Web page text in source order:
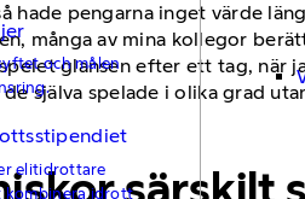
och målen
elitidrottare
kombinera idrott
hade pengarna inget värde
många av mina kollegor
glansen efter ett tag, när
de själva spelade i olika grad